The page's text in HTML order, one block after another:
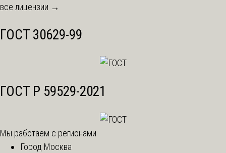
все лицензии →
ГОСТ 30629-99
ГОСТ Р 59529-2021
Мы работаем с регионами
Город Москва